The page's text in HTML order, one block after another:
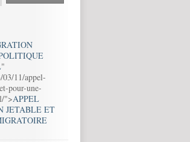
"
11/appel-
pour-une-
">APPEL
JETABLE ET